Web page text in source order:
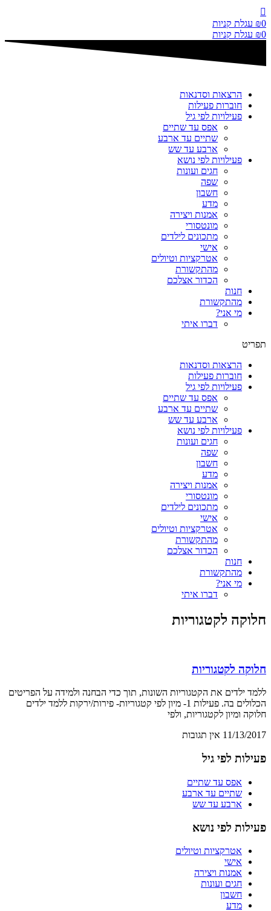
דלג
לתוכן
₪0
עגלת קניות
₪0 עגלת קניות
הרצאות וסדנאות
חוברות פעילות
פעילויות לפי גיל
אפס עד שתיים
שתיים עד ארבע
ארבע עד שש
פעילויות לפי נושא
חגים ועונות
שפה
חשבון
מדע
אמנות ויצירה
מונטסורי
מתכונים לילדים
אישי
אטרקציות וטיולים
מהתקשורת
הכדור אצלכם
חנות
מהתקשורת
מי אני?
דברו איתי
תפריט
הרצאות וסדנאות
חוברות פעילות
פעילויות לפי גיל
אפס עד שתיים
שתיים עד ארבע
ארבע עד שש
פעילויות לפי נושא
חגים ועונות
שפה
חשבון
מדע
אמנות ויצירה
מונטסורי
מתכונים לילדים
אישי
אטרקציות וטיולים
מהתקשורת
הכדור אצלכם
חנות
מהתקשורת
מי אני?
דברו איתי
חלוקה לקטגוריות
חלוקה לקטגוריות
ללמד ילדים את הקטגוריות השונות, תוך כדי הבחנה ולמידה על הפריטים
הכלולים בה. פעילות 1- מיון לפי קטגוריות- פירות/ירקות ללמד ילדים
חלוקה ומיון לקטגוריות, ולפי
11/13/2017 אין תגובות
פעילות לפי גיל
אפס עד שתיים
שתיים עד ארבע
ארבע עד שש
פעילות לפי נושא
אטרקציות וטיולים
אישי
אמנות ויצירה
חגים ועונות
חשבון
מדע